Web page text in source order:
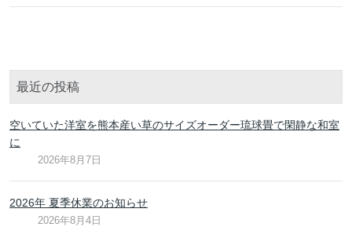
最近の投稿
空いていた洋室を熊本産い草のサイズオーダー琉球畳で閑静な和室
に
2026年8月7日
2026年 夏季休業のお知らせ
2026年8月4日